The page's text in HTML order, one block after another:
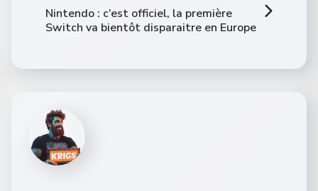
Nintendo : c’est officiel, la première
Switch va bientôt disparaitre en Europe